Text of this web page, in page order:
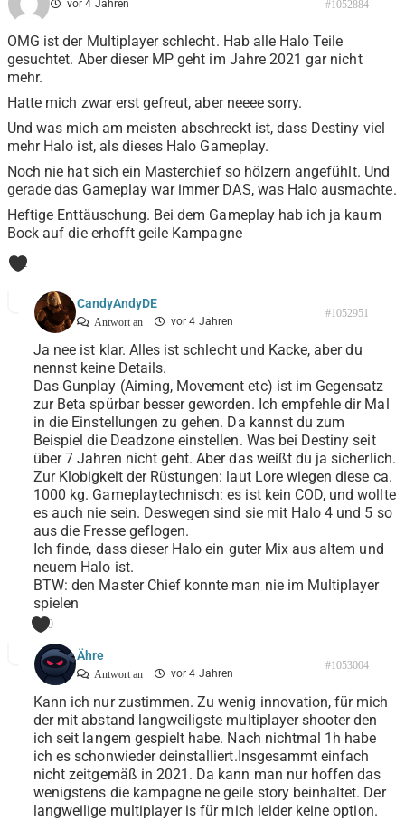
vor 4 Jahren #1052884
OMG ist der Multiplayer schlecht. Hab alle Halo Teile
gesuchtet. Aber dieser MP geht im Jahre 2021 gar nicht
mehr.
Hatte mich zwar erst gefreut, aber neeee sorry.
Und was mich am meisten abschreckt ist, dass Destiny viel
mehr Halo ist, als dieses Halo Gameplay.
Noch nie hat sich ein Masterchief so hölzern angefühlt. Und
gerade das Gameplay war immer DAS, was Halo ausmachte.
Heftige Enttäuschung. Bei dem Gameplay hab ich ja kaum
Bock auf die erhofft geile Kampagne
1
CandyAndyDE
Antwort an vor 4 Jahren
#1052951
Ja nee ist klar. Alles ist schlecht und Kacke, aber du
nennst keine Details.
Das Gunplay (Aiming, Movement etc) ist im Gegensatz
zur Beta spürbar besser geworden. Ich empfehle dir Mal
in die Einstellungen zu gehen. Da kannst du zum
Beispiel die Deadzone einstellen. Was bei Destiny seit
über 7 Jahren nicht geht. Aber das weißt du ja sicherlich.
Zur Klobigkeit der Rüstungen: laut Lore wiegen diese ca.
1000 kg. Gameplaytechnisch: es ist kein COD, und wollte
es auch nie sein. Deswegen sind sie mit Halo 4 und 5 so
aus die Fresse geflogen.
Ich finde, dass dieser Halo ein guter Mix aus altem und
neuem Halo ist.
BTW: den Master Chief konnte man nie im Multiplayer
spielen
0
Ähre
Antwort an vor 4 Jahren
#1053004
Kann ich nur zustimmen. Zu wenig innovation, für mich
der mit abstand langweiligste multiplayer shooter den
ich seit langem gespielt habe. Nach nichtmal 1h habe
ich es schonwieder deinstalliert.Insgesammt einfach
nicht zeitgemäß in 2021. Da kann man nur hoffen das
wenigstens die kampagne ne geile story beinhaltet. Der
langweilige multiplayer is für mich leider keine option.